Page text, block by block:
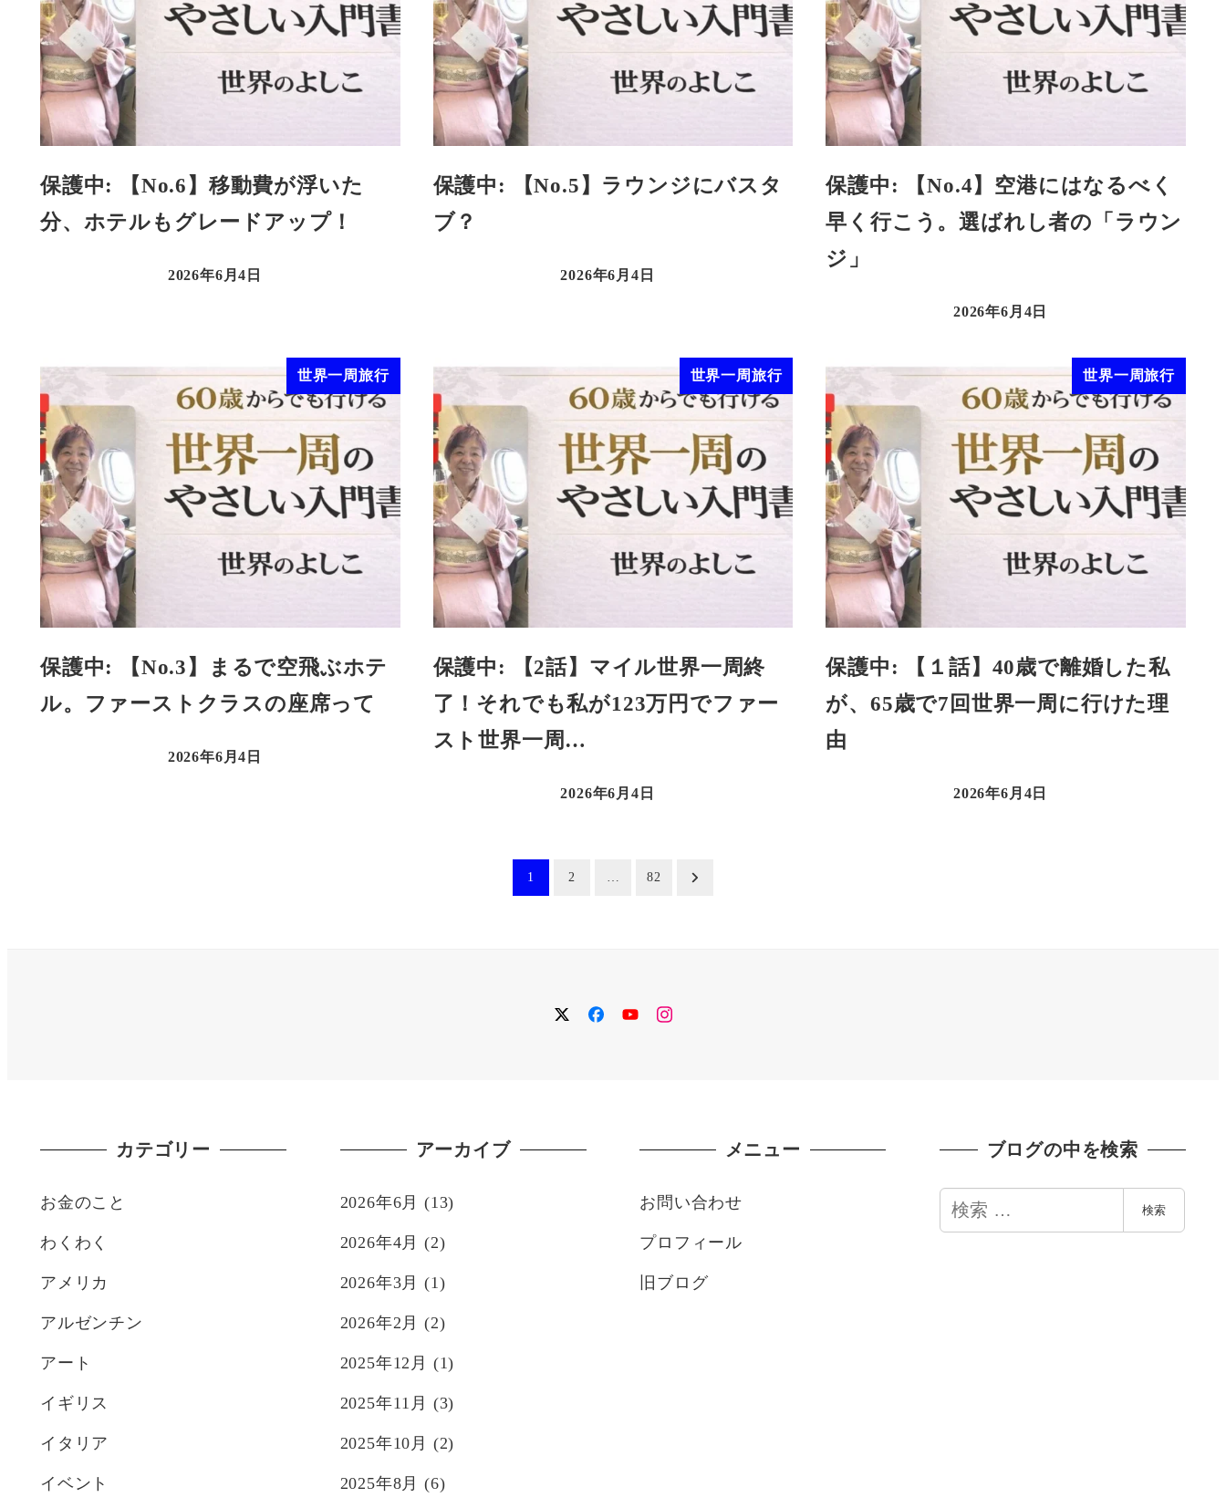
保護中: 【No.6】移動費が浮いた
分、ホテルもグレードアップ！
2026年6月4日
保護中: 【No.5】ラウンジにバスタ
ブ？
2026年6月4日
保護中: 【No.4】空港にはなるべく
早く行こう。選ばれし者の「ラウン
ジ」
2026年6月4日
世界一周旅行
保護中: 【No.3】まるで空飛ぶホテ
ル。ファーストクラスの座席って
2026年6月4日
世界一周旅行
保護中: 【2話】マイル世界一周終
了！それでも私が123万円でファー
スト世界一周…
2026年6月4日
世界一周旅行
保護中: 【１話】40歳で離婚した私
が、65歳で7回世界一周に行けた理
由
2026年6月4日
り
1 2 … 82
twitterfacebook
YouTubeinstagram
カテゴリー
お金のこと
わくわく
アメリカ
アルゼンチン
アート
イギリス
イタリア
イベント
アーカイブ
2026年6月 (13)
2026年4月 (2)
2026年3月 (1)
2026年2月 (2)
2025年12月 (1)
2025年11月 (3)
2025年10月 (2)
2025年8月 (6)
メニュー
お問い合わせ
プロフィール
旧ブログ
ブログの中を検索
検
索
検索